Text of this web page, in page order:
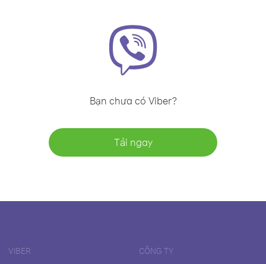
Bạn chưa có Viber?
Tải ngay
VIBER CÔNG TY